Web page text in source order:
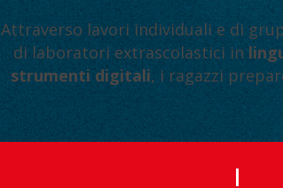
Attraverso lavori individuali e di
di laboratori extrascolastici in
strumenti digitali, i ragazzi